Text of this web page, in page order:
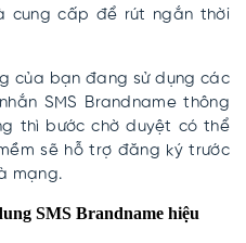
cung cấp để rút ngắn thời
của bạn đang sử dụng các
SMS Brandname thông
thì bước chờ duyệt có thể
sẽ hỗ trợ đăng ký trước
mạng.
SMS Brandname hiệu